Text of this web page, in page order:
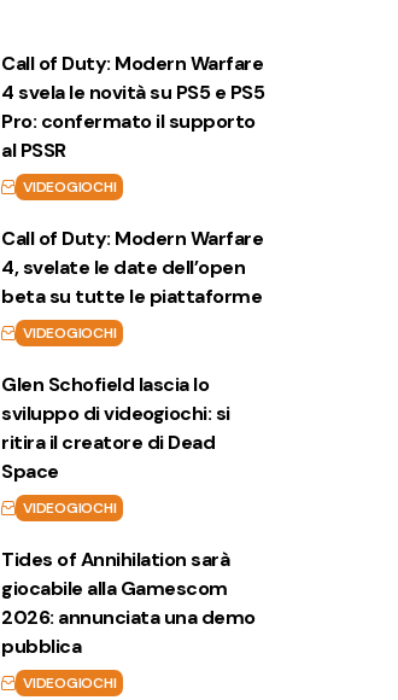
Call of Duty: Modern Warfare
4 svela le novità su PS5 e PS5
Pro: confermato il supporto
al PSSR
VIDEOGIOCHI
Call of Duty: Modern Warfare
4, svelate le date dell’open
beta su tutte le piattaforme
VIDEOGIOCHI
Glen Schofield lascia lo
sviluppo di videogiochi: si
ritira il creatore di Dead
Space
VIDEOGIOCHI
Tides of Annihilation sarà
giocabile alla Gamescom
2026: annunciata una demo
pubblica
VIDEOGIOCHI